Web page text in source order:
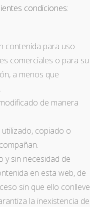
condiciones:
contenida para uso
comerciales o para su
a menos que
de manera
copiado o
y sin necesidad de
en esta web, de
sin que ello conlleve
la inexistencia de